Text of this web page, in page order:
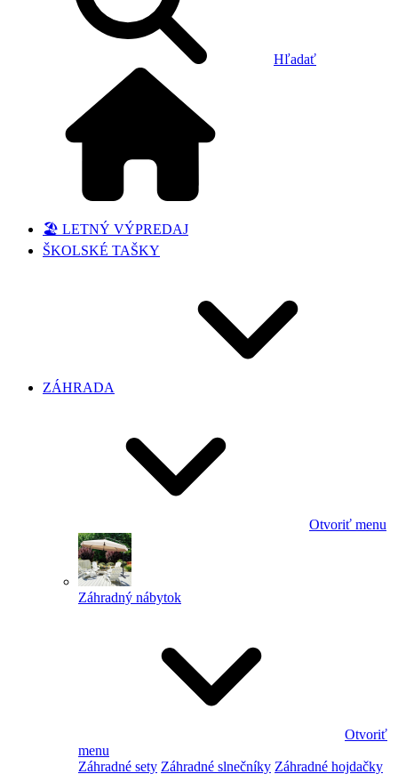
Hľadať
🏖️ LETNÝ VÝPREDAJ
ŠKOLSKÉ TAŠKY
ZÁHRADA
Otvoriť menu
Záhradný nábytok
Otvoriť
menu
Záhradné sety Záhradné slnečníky Záhradné hojdačky